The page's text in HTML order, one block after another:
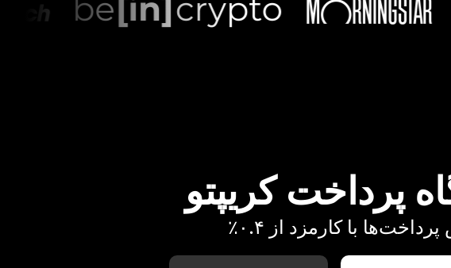
پرداخت کریپتو
با کارمزد از ۰.۴٪